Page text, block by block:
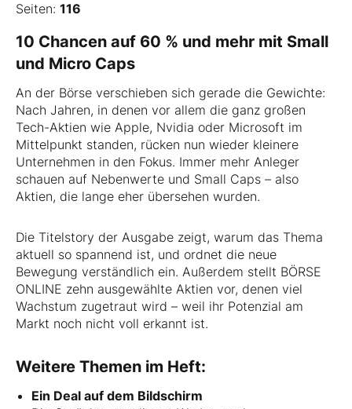
Seiten: 116
10 Chancen auf 60 % und mehr mit Small
und Micro Caps
An der Börse verschieben sich gerade die Gewichte:
Nach Jahren, in denen vor allem die ganz großen
Tech-Aktien wie Apple, Nvidia oder Microsoft im
Mittelpunkt standen, rücken nun wieder kleinere
Unternehmen in den Fokus. Immer mehr Anleger
schauen auf Nebenwerte und Small Caps – also
Aktien, die lange eher übersehen wurden.
Die Titelstory der Ausgabe zeigt, warum das Thema
aktuell so spannend ist, und ordnet die neue
Bewegung verständlich ein. Außerdem stellt BÖRSE
ONLINE zehn ausgewählte Aktien vor, denen viel
Wachstum zugetraut wird – weil ihr Potenzial am
Markt noch nicht voll erkannt ist.
Weitere Themen im Heft:
Ein Deal auf dem Bildschirm